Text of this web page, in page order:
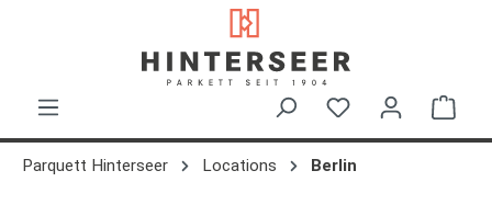
Parquett Hinterseer Locations Berlin